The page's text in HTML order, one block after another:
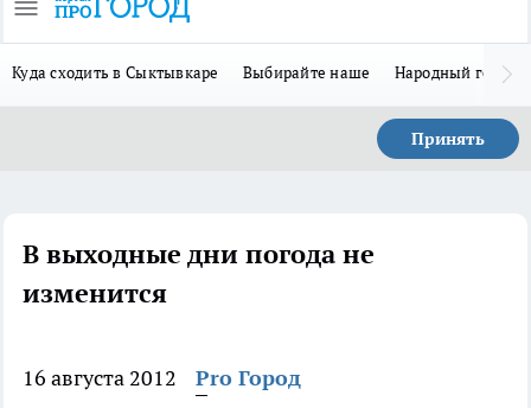
Куда сходить в Сыктывкаре Выбирайте наше Народный герой
Принять
В выходные дни погода не
изменится
16 августа 2012
Pro Город